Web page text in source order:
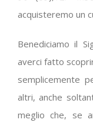
acquisteremo un
Benediciamo il
averci fatto
semplicemente
altri, anche
meglio che, se